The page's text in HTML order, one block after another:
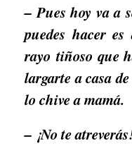
– Pues hoy va a
puedes hacer
rayo tiñoso que
largarte a casa
lo chive a mamá.
– ¡No te